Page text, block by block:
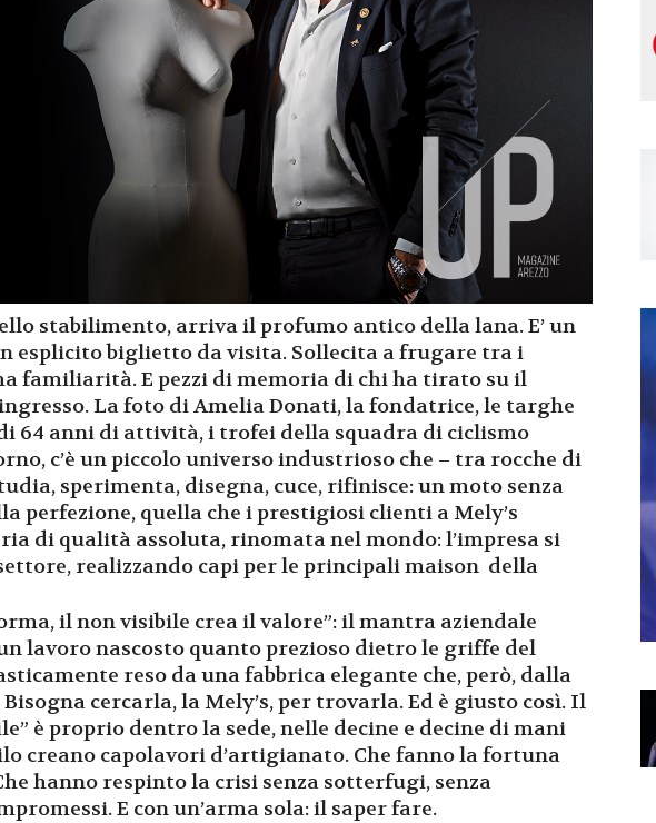
stabilimento, arriva il profumo antico della lana. E’ un
esplicito biglietto da visita. Sollecita a frugare tra i
familiarità. E pezzi di memoria di chi ha tirato su il
La foto di Amelia Donati, la fondatrice, le targhe
64 anni di attività, i trofei della squadra di ciclismo
c’è un piccolo universo industrioso che – tra rocche di
sperimenta, disegna, cuce, rifinisce: un moto senza
perfezione, quella che i prestigiosi clienti a Mely’s
di qualità assoluta, rinomata nel mondo: l’impresa si
realizzando capi per le principali maison della
il non visibile crea il valore”: il mantra aziendale
lavoro nascosto quanto prezioso dietro le griffe del
reso da una fabbrica elegante che, però, dalla
cercarla, la Mely’s, per trovarla. Ed è giusto così. Il
è proprio dentro la sede, nelle decine e decine di mani
creano capolavori d’artigianato. Che fanno la fortuna
hanno respinto la crisi senza sotterfugi, senza
E con un’arma sola: il saper fare.